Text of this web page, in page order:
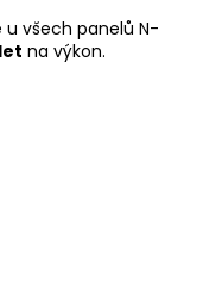
všech panelů N-
na výkon.